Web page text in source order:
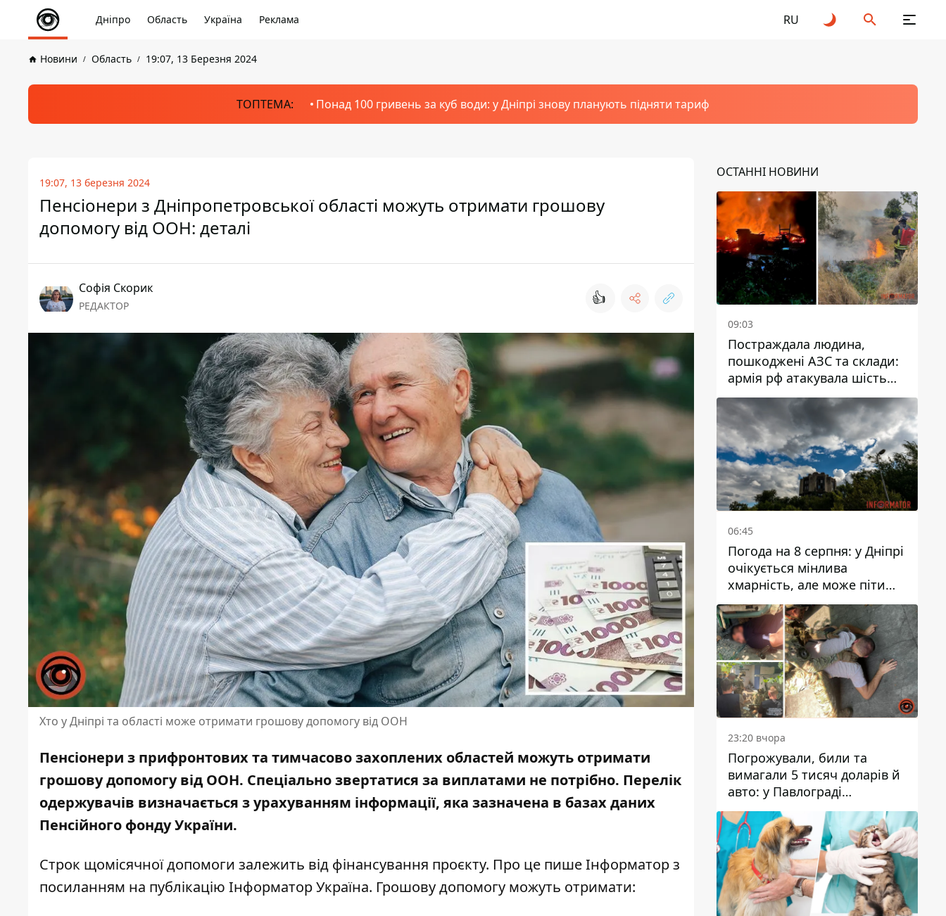
Дніпро Область Україна Реклама RU
Новини Область 19:07, 13 Березня 2024
ТОПТЕМА: Понад 100 гривень за куб води: у Дніпрі знову планують підняти тариф
19:07, 13 березня 2024
Пенсіонери з Дніпропетровської області можуть отримати грошову
допомогу від ООН: деталі
Софія Скорик
РЕДАКТОР 👍
Хто у Дніпрі та області може отримати грошову допомогу від ООН
Пенсіонери з прифронтових та тимчасово захоплених областей можуть отримати
грошову допомогу від ООН. Спеціально звертатися за виплатами не потрібно. Перелік
одержувачів визначається з урахуванням інформації, яка зазначена в базах даних
Пенсійного фонду України.
Строк щомісячної допомоги залежить від фінансування проєкту. Про це пише Інформатор з
посиланням на публікацію Інформатор Україна. Грошову допомогу можуть отримати:
ОСТАННІ НОВИНИ
09:03
Постраждала людина,
пошкоджені АЗС та склади:
армія рф атакувала шість
районів Дніпропетровської
області
06:45
Погода на 8 серпня: у Дніпрі
очікується мінлива
хмарність, але може піти
дощ
23:20 вчора
Погрожували, били та
вимагали 5 тисяч доларів й
авто: у Павлограді
затримали двох чоловіків